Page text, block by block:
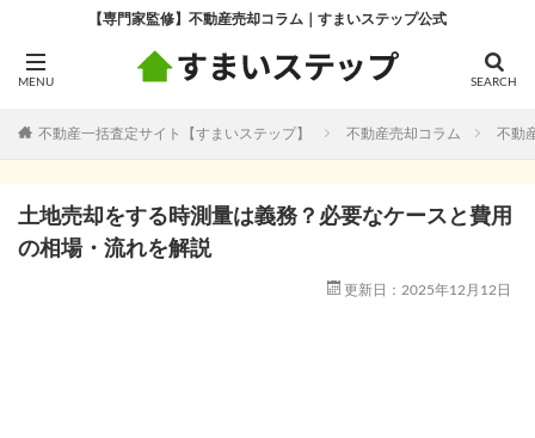
【専門家監修】不動産売却コラム｜すまいステップ公式
不動産一括査定サイト【すまいステップ】 不動産売却コラム 不動
土地売却をする時測量は義務？必要なケースと費用
の相場・流れを解説
更新日：2025年12月12日